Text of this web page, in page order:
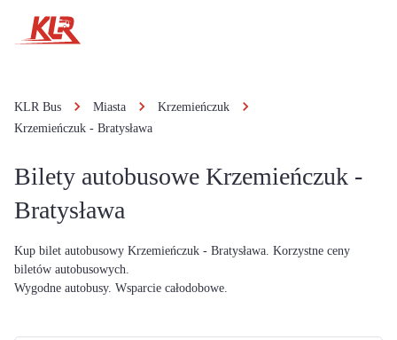
KLR Bus Miasta
Krzemieńczuk
Krzemieńczuk - Bratysława
Bilety autobusowe Krzemieńczuk -
Bratysława
Kup bilet autobusowy Krzemieńczuk - Bratysława. Korzystne ceny
biletów autobusowych.
Wygodne autobusy. Wsparcie całodobowe.